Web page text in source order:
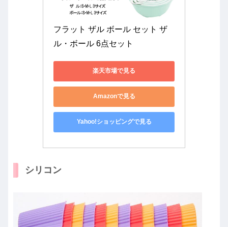
フラット ザル ボール セット ザ
ル・ボール 6点セット
楽天市場で見る
Amazonで見る
Yahoo!ショッピングで見る
シリコン